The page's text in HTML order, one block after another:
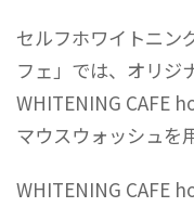
セルフホワイトニン
フェ」では、オリジ
WHITENING CAFE
マウスウォッシュを
WHITENING CAFE